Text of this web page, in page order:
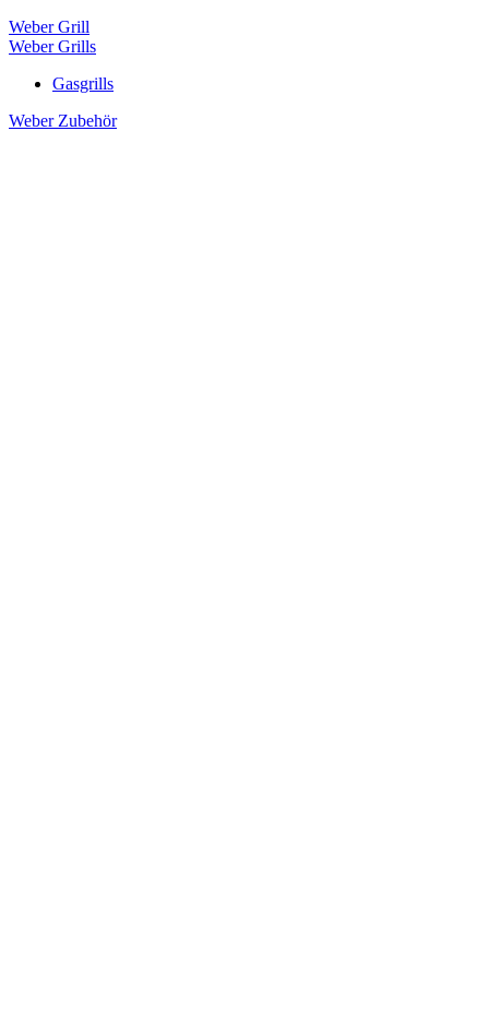
Weber Grill
Weber Grills
Gasgrills
Weber Zubehör